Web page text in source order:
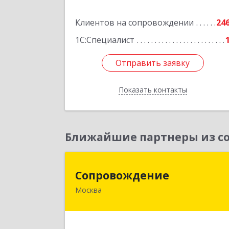
Клиентов на сопровождении
1С:Специалист
1
Отправить заявку
Показать контакты
Подробнее
Отправить заявку
Назад
Ближайшие партнеры из
Сопровождение
Москва
117198, Москва г, Саморы Машела ул,